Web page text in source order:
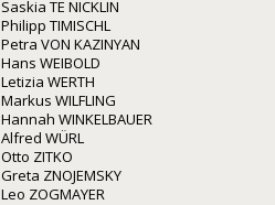
Saskia TE NICKLIN
Philipp TIMISCHL
Petra VON KAZINYAN
Hans WEIBOLD
Letizia WERTH
Markus WILFLING
Hannah WINKELBAUER
Alfred WÜRL
Otto ZITKO
Greta ZNOJEMSKY
Leo ZOGMAYER